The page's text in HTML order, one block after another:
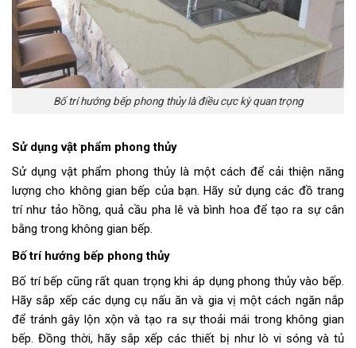
Bố trí hướng bếp phong thủy là điều cực kỳ quan trọng
Sử dụng vật phẩm phong thủy
Sử dụng vật phẩm phong thủy là một cách để cải thiện năng
lượng cho không gian bếp của bạn. Hãy sử dụng các đồ trang
trí như tảo hồng, quả cầu pha lê và bình hoa để tạo ra sự cân
bằng trong không gian bếp.
Bố trí hướng bếp phong thủy
Bố trí bếp cũng rất quan trọng khi áp dụng phong thủy vào bếp.
Hãy sắp xếp các dụng cụ nấu ăn và gia vị một cách ngăn nắp
để tránh gây lộn xộn và tạo ra sự thoải mái trong không gian
bếp. Đồng thời, hãy sắp xếp các thiết bị như lò vi sóng và tủ